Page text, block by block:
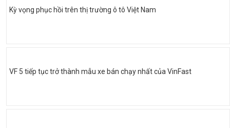
Kỳ vọng phục hồi trên thị trường ô tô Việt Nam
VF 5 tiếp tục trở thành mẫu xe bán chạy nhất của VinFast